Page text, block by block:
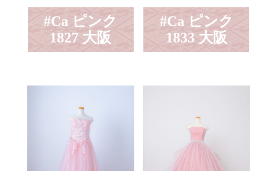
#Ca ピンク
1827 大阪
#Ca ピンク
1833 大阪